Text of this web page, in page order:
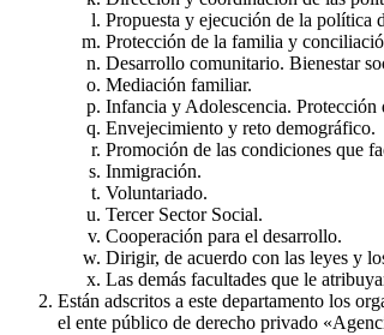
Propuesta y ejecución de la política
Protección de la familia y
Desarrollo comunitario. Bienestar
Mediación familiar.
Infancia y Adolescencia. Protección
Envejecimiento y reto demográfico.
Promoción de las condiciones que
Inmigración.
Voluntariado.
Tercer Sector Social.
Cooperación para el desarrollo.
Dirigir, de acuerdo con las leyes y
Las demás facultades que le
Están adscritos a este departamento los
el ente público de derecho privado